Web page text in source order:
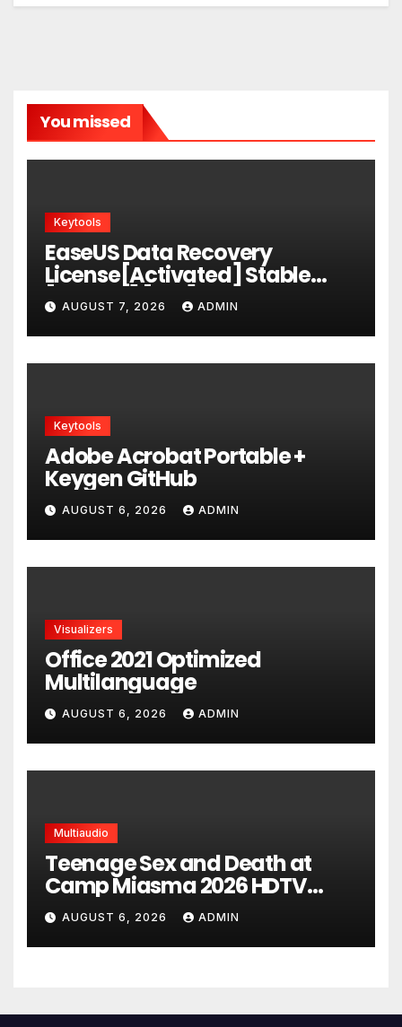
You missed
Keytools
EaseUS Data Recovery
License[Activated] Stable
[x86x64] [Full] Ultimate
AUGUST 7, 2026 ADMIN
Keytools
Adobe Acrobat Portable +
Keygen GitHub
AUGUST 6, 2026 ADMIN
Visualizers
Office 2021 Optimized
Multilanguage
AUGUST 6, 2026 ADMIN
Multiaudio
Teenage Sex and Death at
Camp Miasma 2026 HDTV
UltraHD HEVC Full Movie DDP5.1
torrent
AUGUST 6, 2026 ADMIN